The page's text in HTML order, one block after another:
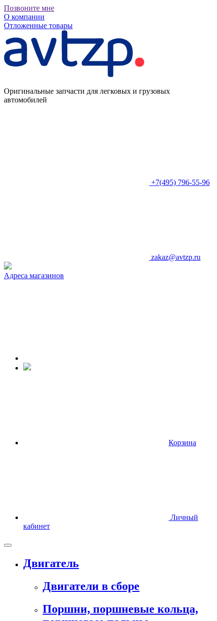
Позвоните мне
О компании
Отложенные товары
Оригинальные запчасти для легковых и грузовых
автомобилей
+7(495) 796-55-96
zakaz@avtzp.ru
Адреса магазинов
Корзина
Личный
кабинет
Двигатель
Двигатели в сборе
Поршни, поршневые кольца,